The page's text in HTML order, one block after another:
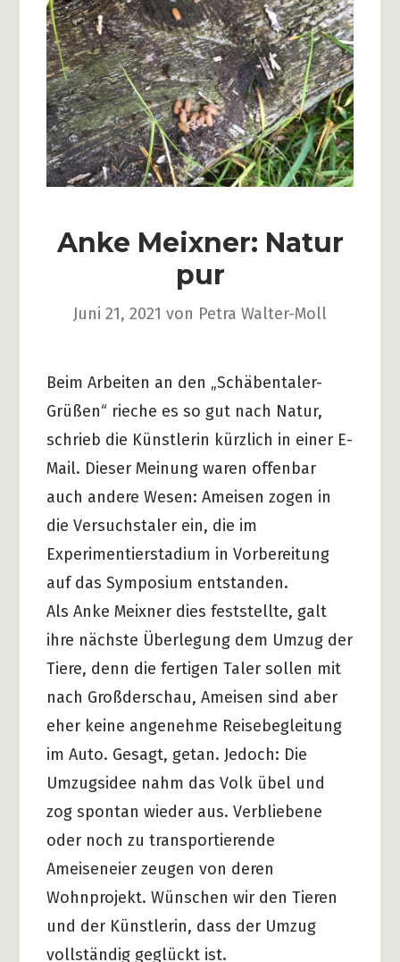
Anke Meixner: Natur
pur
Juni 21, 2021 von Petra Walter-Moll
Beim Arbeiten an den „Schäbentaler-
Grüßen“ rieche es so gut nach Natur,
schrieb die Künstlerin kürzlich in einer E-
Mail. Dieser Meinung waren offenbar
auch andere Wesen: Ameisen zogen in
die Versuchstaler ein, die im
Experimentierstadium in Vorbereitung
auf das Symposium entstanden.
Als Anke Meixner dies feststellte, galt
ihre nächste Überlegung dem Umzug der
Tiere, denn die fertigen Taler sollen mit
nach Großderschau, Ameisen sind aber
eher keine angenehme Reisebegleitung
im Auto. Gesagt, getan. Jedoch: Die
Umzugsidee nahm das Volk übel und
zog spontan wieder aus. Verbliebene
oder noch zu transportierende
Ameiseneier zeugen von deren
Wohnprojekt. Wünschen wir den Tieren
und der Künstlerin, dass der Umzug
vollständig geglückt ist.